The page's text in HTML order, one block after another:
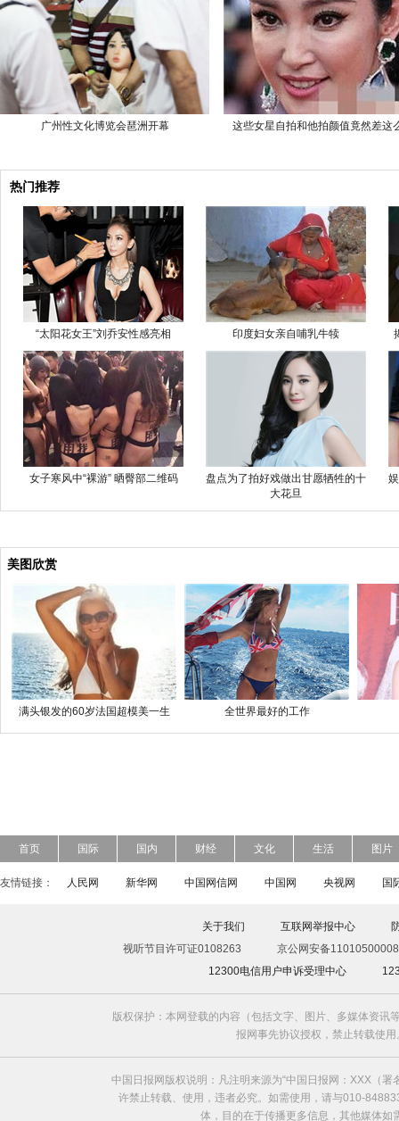
广州性文化博览会琶洲开幕 这些女星自拍和他拍颜值竟然差这
热门推荐
“太阳花女王”刘乔安性感亮相 印度妇女亲自哺乳牛犊
女子寒风中“裸游” 晒臀部二维码
盘点为了拍好戏做出甘愿牺牲的十
大花旦
美图欣赏
满头银发的60岁法国超模美一生 全世界最好的工作
首页 国际 国内 财经 文化 生活 图片
友情链接： 人民网 新华网 中国网信网 中国网 央视网 国
关于我们 互联网举报中心
视听节目许可证0108263
京公网安备
12300电信用户申诉受理中心
版权保护：本网登载的内容（包括文字、图片、多媒体资
报网事先协议授权，禁止转载使
中国日报网版权说明：凡注明来源为“中国日报网：XXX（
许禁止转载、使用，违者必究。如需使用，请与010-
体，目的在于传播更多信息，其他媒体